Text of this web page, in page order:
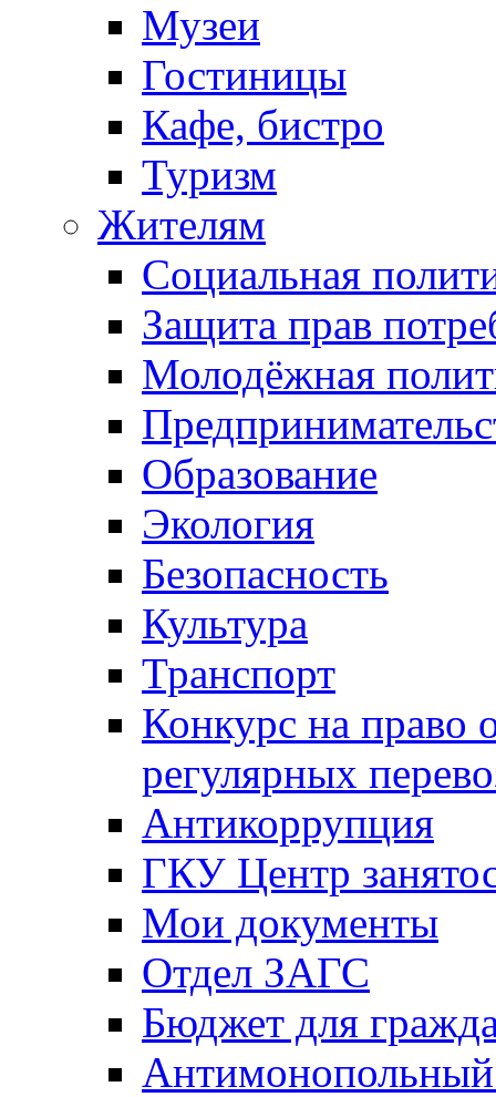
Музеи
Гостиницы
Кафе, бистро
Туризм
Жителям
Социальная
Защита прав
Молодёжная
Образование
Экология
Безопасность
Культура
Транспорт
Конкурс на право
регулярных
Антикоррупция
ГКУ Центр
Мои документы
Отдел ЗАГС
Бюджет для
Антимонопольный